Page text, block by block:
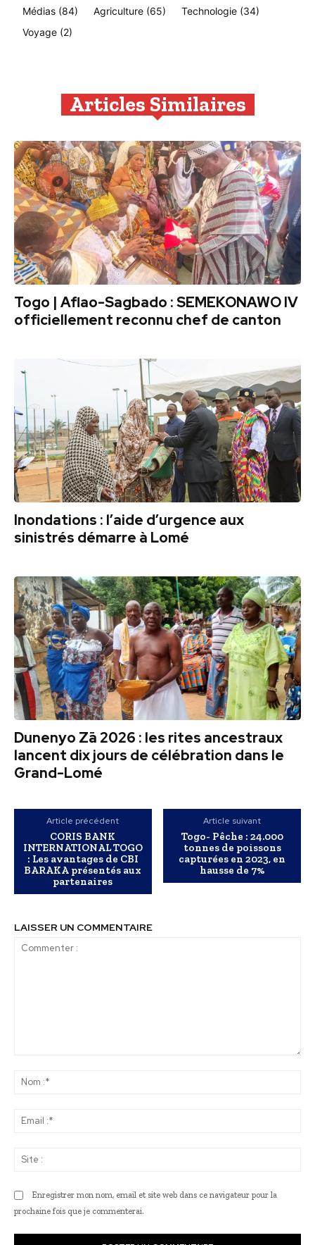
Médias (84) Agriculture (65) Technologie (34)
Voyage (2)
Articles Similaires
Togo | Aflao-Sagbado : SEMEKONAWO IV
officiellement reconnu chef de canton
Inondations : l’aide d’urgence aux
sinistrés démarre à Lomé
Dunenyo Zā 2026 : les rites ancestraux
lancent dix jours de célébration dans le
Grand-Lomé
Article précédent
CORIS BANK
INTERNATIONAL TOGO
: Les avantages de CBI
BARAKA présentés aux
partenaires
Article suivant
Togo- Pêche : 24.000
tonnes de poissons
capturées en 2023, en
hausse de 7%
LAISSER UN COMMENTAIRE
Enregistrer mon nom, email et site web dans ce navigateur pour la
prochaine fois que je commenterai.